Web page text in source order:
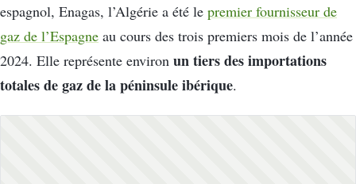
espagnol, Enagas, l’Algérie a été le premier fournisseur de
gaz de l’Espagne au cours des trois premiers mois de l’année
2024. Elle représente environ un tiers des importations
totales de gaz de la péninsule ibérique.